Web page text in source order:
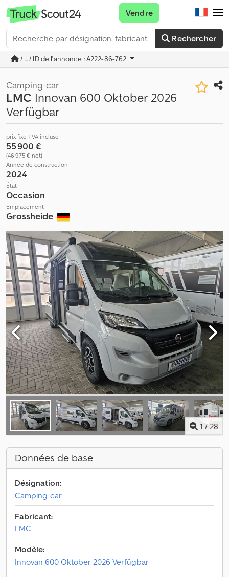
Rechercher
Vendre
/ ... / ID de l'annonce : A222-86-762
Camping-car
LMC Innovan 600 Oktober 2026
Verfügbar
prix fixe TVA incluse
55 900 €
(46 975 € net)
Année de construction
2024
État
Occasion
Emplacement
Grossheide
1 / 28
Données de base
Désignation:
Camping-car
Fabricant:
LMC
Modèle:
Innovan 600 Oktober 2026 Verfügbar